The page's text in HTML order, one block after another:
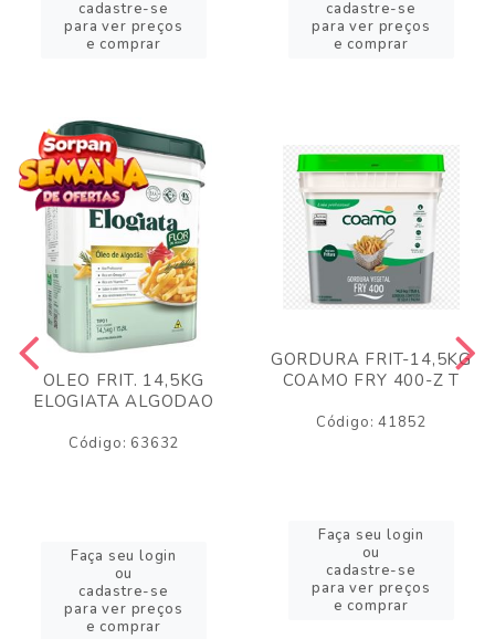
cadastre-se
para ver preços
e comprar
cadastre-se
para ver preços
e comprar
OLEO FRIT. 14,5KG
ELOGIATA ALGODAO
Código: 63632
Faça seu login
ou
cadastre-se
para ver preços
e comprar
GORDURA FRIT-14,5KG
COAMO FRY 400-Z T
Código: 41852
Faça seu login
ou
cadastre-se
para ver preços
e comprar